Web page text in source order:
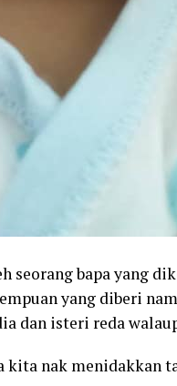
seorang bapa yang
yang diberi
dan isteri reda
kita nak menidakkan